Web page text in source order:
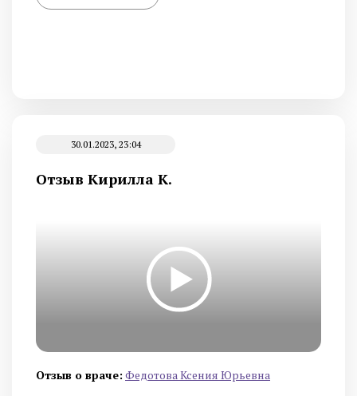
30.01.2023, 23:04
Отзыв Кирилла К.
Отзыв о враче: Федотова Ксения Юрьевна